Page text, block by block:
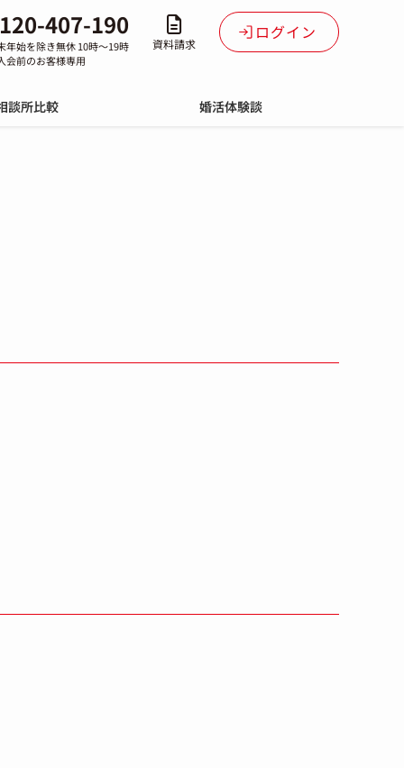
407-190
年始を除き無休 10時～19時
会前のお客様専用
資料請求
ログイン
談所比較 婚活体験談